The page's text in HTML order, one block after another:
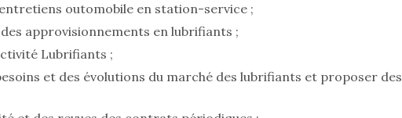
outomobile en station-service ;
approvisionnements en lubrifiants ;
Lubrifiants ;
et des évolutions du marché des lubrifiants et proposer des